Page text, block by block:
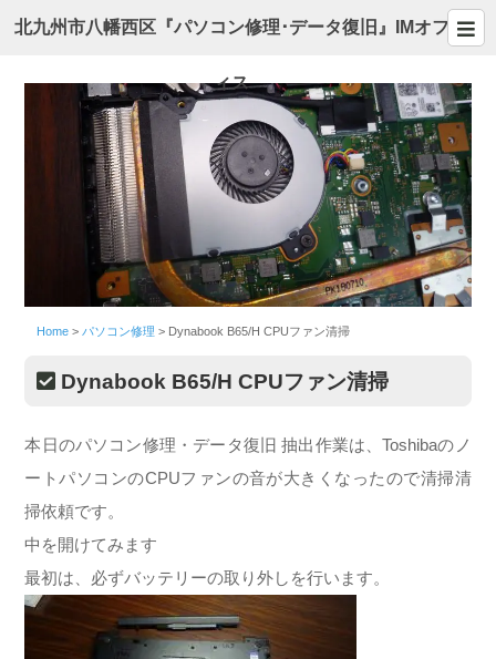
北九州市八幡西区『パソコン修理･データ復旧』IMオフ
ィス
Home > パソコン修理 > Dynabook B65/H CPUファン清掃
Dynabook B65/H CPUファン清掃
本日のパソコン修理・データ復旧 抽出作業は、Toshibaのノ
ートパソコンのCPUファンの音が大きくなったので清掃清
掃依頼です。
中を開けてみます
最初は、必ずバッテリーの取り外しを行います。